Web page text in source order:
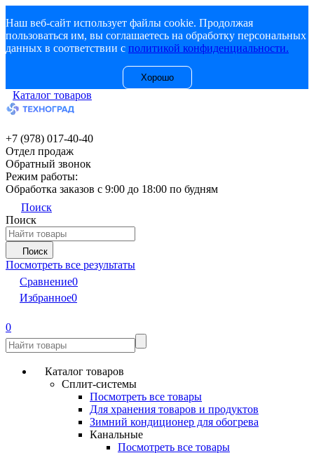
Наш веб-сайт использует файлы cookie. Продолжая
пользоваться им, вы соглашаетесь на обработку персональных
данных в соответствии с политикой конфиденциальности.
Хорошо
Каталог товаров
+7 (978) 017-40-40
Отдел продаж
Обратный звонок
Режим работы:
Обработка заказов с 9:00 до 18:00 по будням
Поиск
Поиск
Поиск
Посмотреть все результаты
Сравнение0
Избранное0
0
Каталог товаров
Сплит-системы
Посмотреть все товары
Для хранения товаров и продуктов
Зимний кондиционер для обогрева
Канальные
Посмотреть все товары